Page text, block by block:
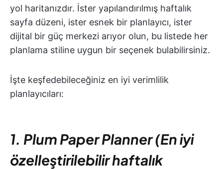
yol haritanızdır. İster yapılandırılmış haftalık
sayfa düzeni, ister esnek bir planlayıcı, ister
dijital bir güç merkezi arıyor olun, bu listede her
planlama stiline uygun bir seçenek bulabilirsiniz.
İşte keşfedebileceğiniz en iyi verimlilik
planlayıcıları:
1. Plum Paper Planner (En iyi
özelleştirilebilir haftalık